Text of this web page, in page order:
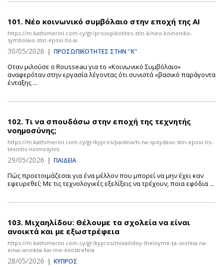
101. Νέο κοινωνικό συμβόλαιο στην εποχή της ΑΙ
https://m.kathimerini.com.cy/gr/prosopikotites-stin-k/neo-koinoniko-
symbolaio-stin-epoxi-tis-ai
30/05/2026 | ΠΡΟΣΩΠΙΚΟΤΗΤΕΣ ΣΤΗΝ ''Κ''
Οταν μιλούσε ο Rousseau για το «Kοινωνικό Συμβόλαιο»
αναφερόταν στην εργασία λέγοντας ότι συνιστά «βασικό παράγοντα
ένταξης ...
102. Τι να σπουδάσω στην εποχή της τεχνητής
νοημοσύνης;
https://m.kathimerini.com.cy/gr/kypros/paideia/ti-na-spoydaso-stin-epoxi-tis-
texnitis-noimosynis
29/05/2026 | ΠΑΙΔΕΙΑ
Πώς προετοιμάζεσαι για ένα μέλλον που μπορεί να μην έχει καν
εφευρεθεί; Με τις τεχνολογικές εξελίξεις να τρέχουν, ποια εφόδια ...
103. Μιχαηλίδου: Θέλουμε τα σχολεία να είναι
ανοικτά και με εξωστρέφεια
https://m.kathimerini.com.cy/gr/kypros/mixailidoy-theloyme-ta-sxoleia-na-
einai-anoikta-kai-me-exostrefeia
28/05/2026 | ΚΥΠΡΟΣ